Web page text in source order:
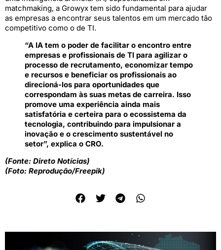
matchmaking, a Growyx tem sido fundamental para ajudar
as empresas a encontrar seus talentos em um mercado tão
competitivo como o de TI.
“A IA tem o poder de facilitar o encontro entre
empresas e profissionais de TI para agilizar o
processo de recrutamento, economizar tempo
e recursos e beneficiar os profissionais ao
direcioná-los para oportunidades que
correspondam às suas metas de carreira. Isso
promove uma experiência ainda mais
satisfatória e certeira para o ecossistema da
tecnologia, contribuindo para impulsionar a
inovação e o crescimento sustentável no
setor”, explica o CRO.
(Fonte: Direto Notícias)
(Foto: Reprodução/Freepik)